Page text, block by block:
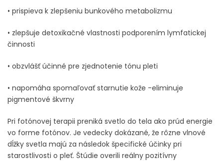
• prispieva k zlepšeniu bunkového metabolizmu
• zlepšuje detoxikačné vlastnosti podporením lymfatickej
činnosti
• obzvlášť účinné pre zjednotenie tónu pleti
• napomáha spomaľovať starnutie kože -eliminuje
pigmentové škvrny
Pri fotónovej terapii preniká svetlo do tela ako prúd energie
vo forme fotónov. Je vedecky dokázané, že rôzne vlnové
dĺžky svetla majú za následok špecifické účinky pri
starostlivosti o pleť. Štúdie overili reálny pozitívny